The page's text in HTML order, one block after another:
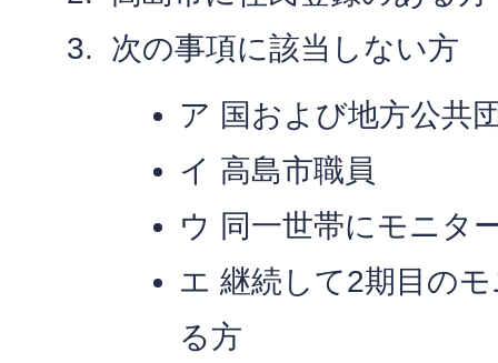
次の事項に該当しない方
ア 国および地方公共
イ 高島市職員
ウ 同一世帯にモニタ
エ 継続して2期目の
る方